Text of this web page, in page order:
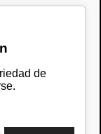
de